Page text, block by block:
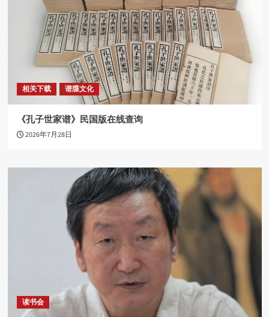
相关下载 谱牒文化
《孔子世家谱》民国版在线查询
2026年7月28日
读书会